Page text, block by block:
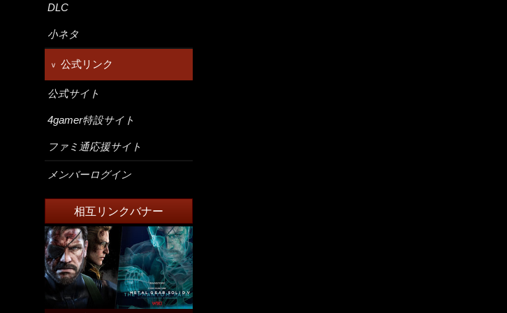
DLC
小ネタ
公式リンク
公式サイト
4gamer特設サイト
ファミ通応援サイト
メンバーログイン
相互リンクバナー